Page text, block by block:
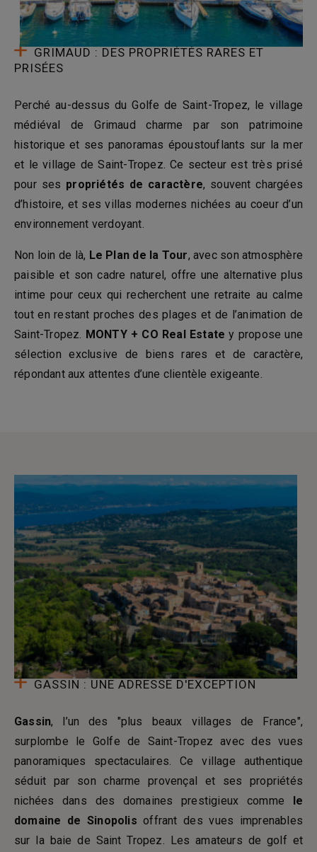
GRIMAUD : DES PROPRIÉTÉS RARES ET
PRISÉES
Perché au-dessus du Golfe de Saint-Tropez, le village
médiéval de Grimaud charme par son patrimoine
historique et ses panoramas époustouflants sur la mer
et le village de Saint-Tropez. Ce secteur est très prisé
pour ses propriétés de caractère, souvent chargées
d’histoire, et ses villas modernes nichées au coeur d’un
environnement verdoyant.
Non loin de là, Le Plan de la Tour, avec son atmosphère
paisible et son cadre naturel, offre une alternative plus
intime pour ceux qui recherchent une retraite au calme
tout en restant proches des plages et de l’animation de
Saint-Tropez. MONTY + CO Real Estate y propose une
sélection exclusive de biens rares et de caractère,
répondant aux attentes d’une clientèle exigeante.
GASSIN : UNE ADRESSE D'EXCEPTION
Gassin, l’un des "plus beaux villages de France",
surplombe le Golfe de Saint-Tropez avec des vues
panoramiques spectaculaires. Ce village authentique
séduit par son charme provençal et ses propriétés
nichées dans des domaines prestigieux comme le
domaine de Sinopolis offrant des vues imprenables
sur la baie de Saint Tropez. Les amateurs de golf et